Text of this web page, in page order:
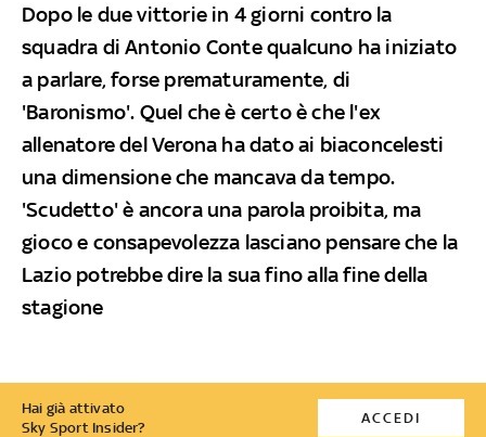
Dopo le due vittorie in 4 giorni contro la
squadra di Antonio Conte qualcuno ha iniziato
a parlare, forse prematuramente, di
'Baronismo'. Quel che è certo è che l'ex
allenatore del Verona ha dato ai biaconcelesti
una dimensione che mancava da tempo.
'Scudetto' è ancora una parola proibita, ma
gioco e consapevolezza lasciano pensare che la
Lazio potrebbe dire la sua fino alla fine della
stagione
Hai già attivato
Sky Sport Insider?
ACCEDI